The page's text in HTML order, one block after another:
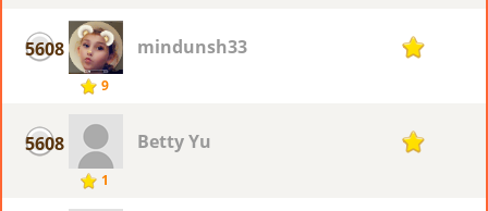
5608
9
mindunsh33 1
5608
1
Betty Yu 1